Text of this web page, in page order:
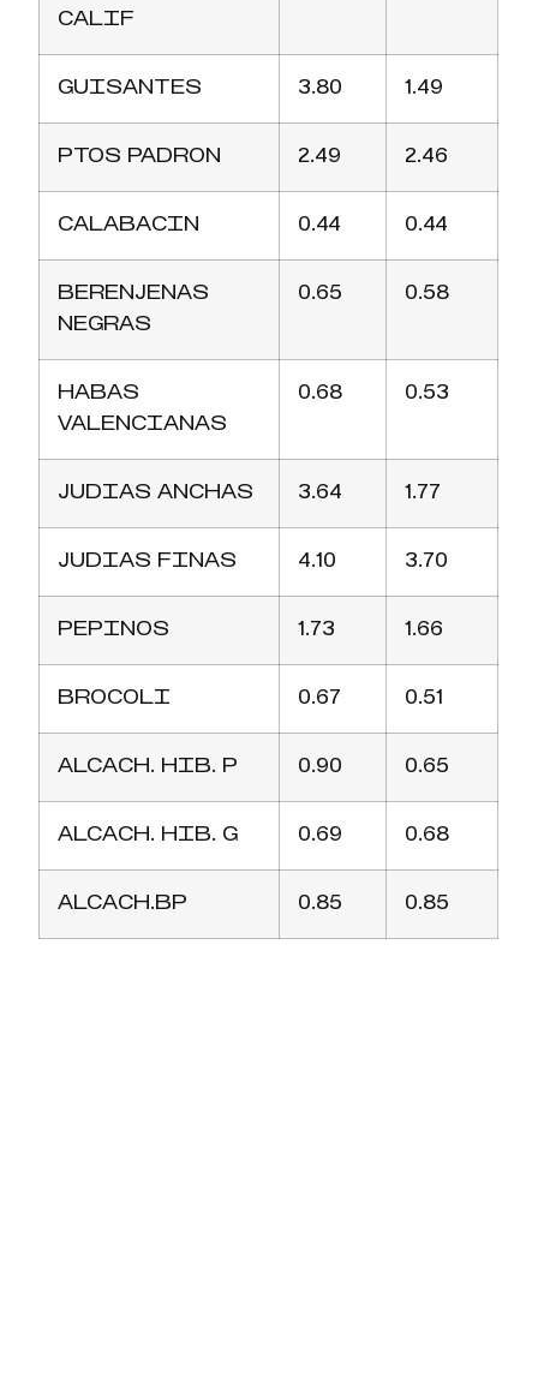
CALIF
GUISANTES 3.80 1.49
PTOS PADRON 2.49 2.46
CALABACIN 0.44 0.44
BERENJENAS
NEGRAS
0.65 0.58
HABAS
VALENCIANAS
0.68 0.53
JUDIAS ANCHAS 3.64 1.77
JUDIAS FINAS 4.10 3.70
PEPINOS 1.73 1.66
BROCOLI 0.67 0.51
ALCACH. HIB. P 0.90 0.65
ALCACH. HIB. G 0.69 0.68
ALCACH.BP 0.85 0.85